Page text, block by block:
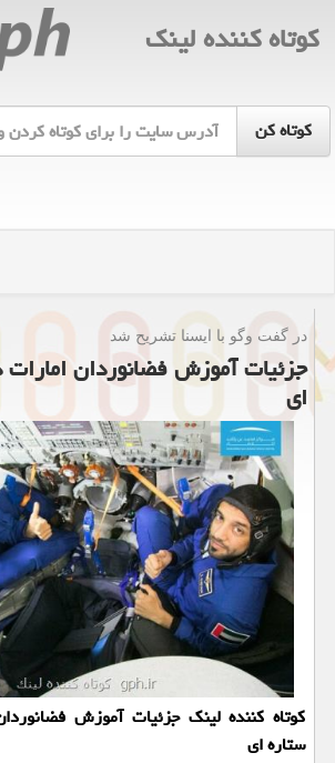
كوتاه كننده لینك
در گفت وگو با ایسنا تشریح شد
جزئیات آموزش فضانوردان
ای
كوتاه كننده لینك جزئیات آموزش
ستاره ای